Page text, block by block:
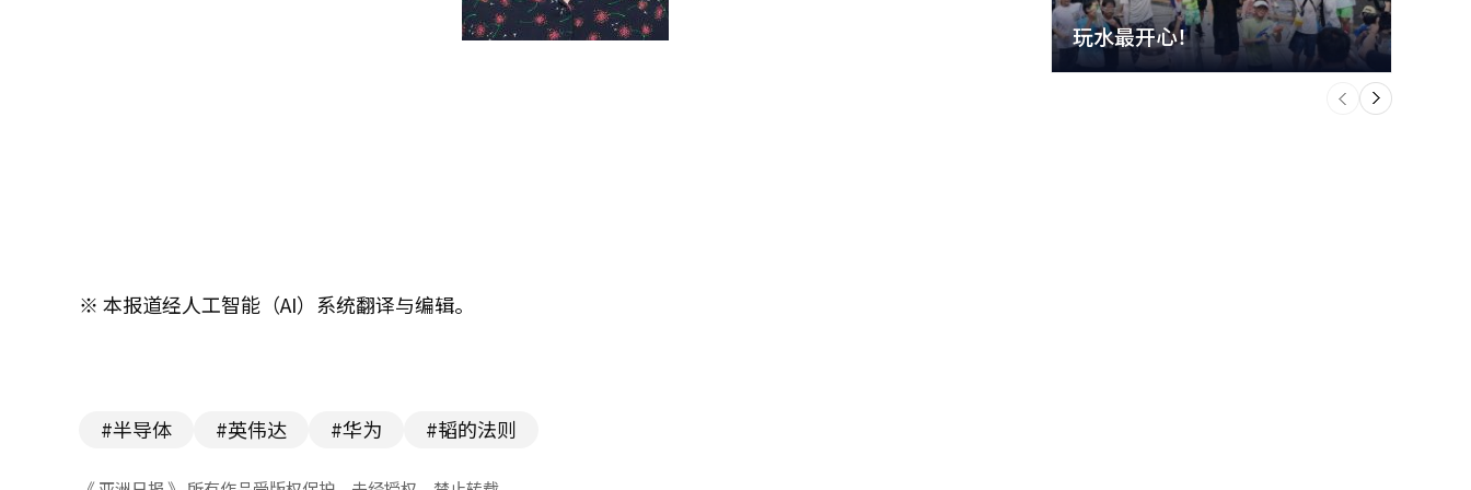
※ 本报道经人工智能（AI）系统翻译与编辑。
#半导体 #英伟达 #华为 #韬的法则
玩水最开心！
下
一
个